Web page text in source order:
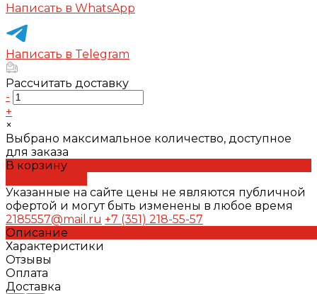
Написать в WhatsApp
Написать в Telegram
Рассчитать доставку
-
+
×
Выбрано максимальное количество, доступное
для заказа
В корзину
Указанные на сайте цены не являются публичной
офертой и могут быть изменены в любое время
2185557@mail.ru +7 (351) 218-55-57
Описание
Характеристики
Отзывы
Оплата
Доставка